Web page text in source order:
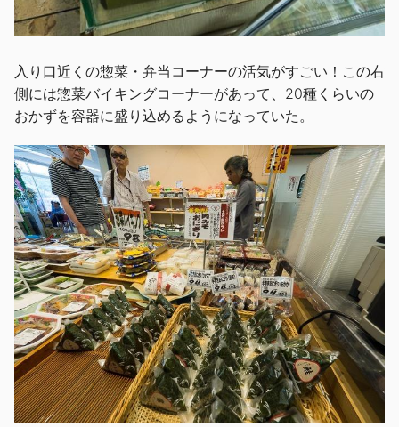
入り口近くの惣菜・弁当コーナーの活気がすごい！この右
側には惣菜バイキングコーナーがあって、20種くらいの
おかずを容器に盛り込めるようになっていた。